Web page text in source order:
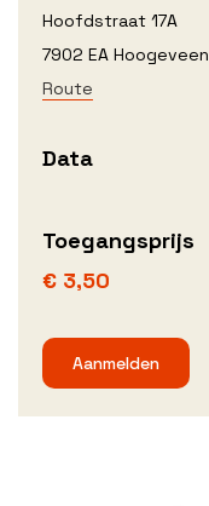
Hoofdstraat 17A
7902 EA Hoogeveen
Route
Data
Toegangsprijs
€ 3,50
Aanmelden